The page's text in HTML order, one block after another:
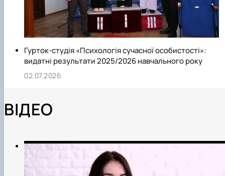
Гурток-студія «Психологія сучасної особистості»:
видатні результати 2025/2026 навчального року
02.07.2026
ВІДЕО